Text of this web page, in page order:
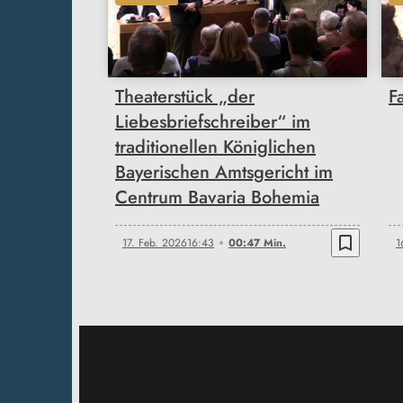
00:47
Theaterstück „der
Liebesbriefschreiber“ im
traditionellen Königlichen
Bayerischen Amtsgericht im
Centrum Bavaria Bohemia
17. Feb. 202616:43 00:47 Min. bookmark_border